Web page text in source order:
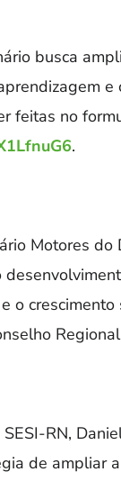
busca
feitas no
.
Motores
o
RN,
de ampliar